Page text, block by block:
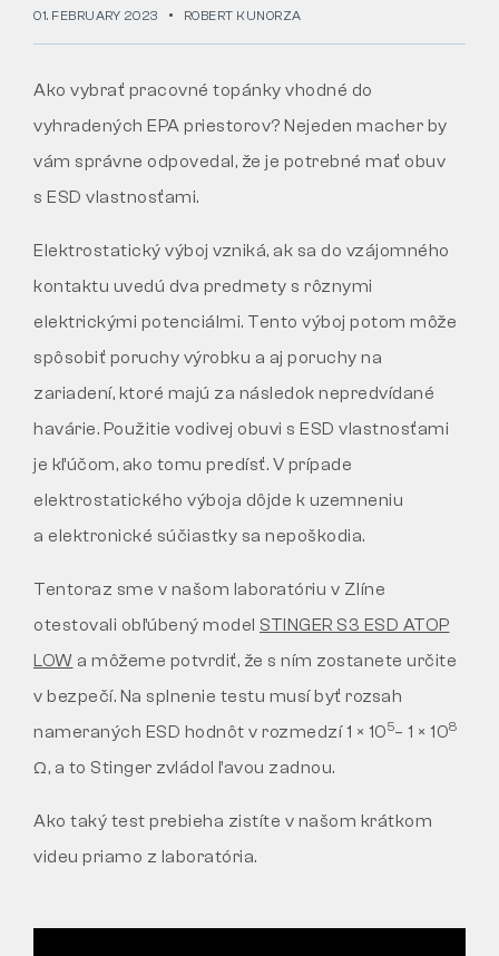
Oblečenie
ČLÁNKY
LABORATÓRIUM BENNON
PREDAJŇA S BISTROM
KONTAKT
VRÁTENIE
01. FEBRUARY 2023 ROBERT KUNORZA
Ako vybrať pracovné topánky vhodné do
vyhradených EPA priestorov? Nejeden macher by
vám správne odpovedal, že je potrebné mať obuv
s ESD vlastnosťami.
Elektrostatický výboj vzniká, ak sa do vzájomného
kontaktu uvedú dva predmety s rôznymi
elektrickými potenciálmi. Tento výboj potom môže
spôsobiť poruchy výrobku a aj poruchy na
zariadení, ktoré majú za následok nepredvídané
havárie. Použitie vodivej obuvi s ESD vlastnosťami
je kľúčom, ako tomu predísť. V prípade
elektrostatického výboja dôjde k uzemneniu
a elektronické súčiastky sa nepoškodia.
Tentoraz sme v našom laboratóriu v Zlíne
otestovali obľúbený model STINGER S3 ESD ATOP
LOW a môžeme potvrdiť, že s ním zostanete určite
v bezpečí. Na splnenie testu musí byť rozsah
nameraných ESD hodnôt v rozmedzí 1 × 105– 1 × 108
Ω, a to Stinger zvládol ľavou zadnou.
Ako taký test prebieha zistíte v našom krátkom
videu priamo z laboratória.